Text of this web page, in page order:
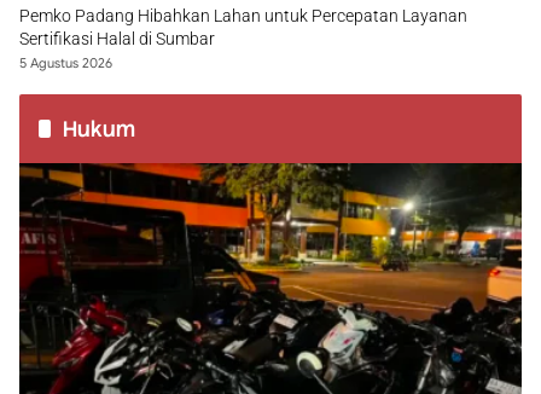
Pemko Padang Hibahkan Lahan untuk Percepatan Layanan
Sertifikasi Halal di Sumbar
5 Agustus 2026
Hukum